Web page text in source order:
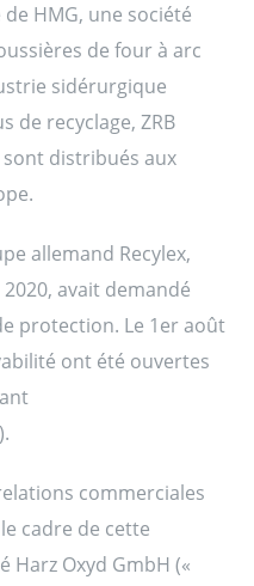
HMG, une société
de four à arc
sidérurgique
de recyclage, ZRB
distribués aux
allemand Recylex,
2020, avait demandé
protection. Le 1er août
ont été ouvertes
commerciales
cadre de cette
Harz Oxyd GmbH («